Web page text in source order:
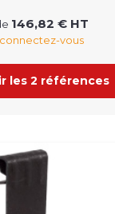
146,82 € HT
vous
les 2 références